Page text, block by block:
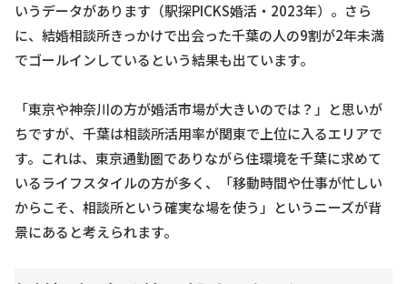
いうデータがあります（駅探PICKS婚活・2023年）。さら
に、結婚相談所きっかけで出会った千葉の人の9割が2年未満
でゴールインしているという結果も出ています。
「東京や神奈川の方が婚活市場が大きいのでは？」と思いが
ちですが、千葉は相談所活用率が関東で上位に入るエリアで
す。これは、東京通勤圏でありながら住環境を千葉に求めて
いるライフスタイルの方が多く、「移動時間や仕事が忙しい
からこそ、相談所という確実な場を使う」というニーズが背
景にあると考えられます。